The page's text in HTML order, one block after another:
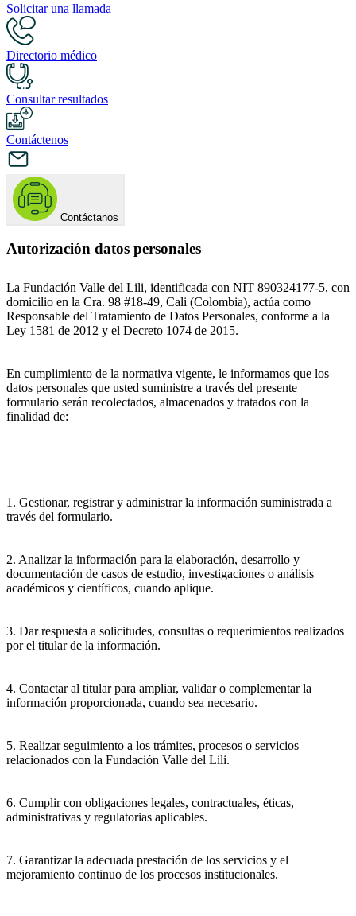
Solicitar una llamada
Directorio médico
Consultar resultados
Contáctenos
Contáctanos
Autorización datos personales
La Fundación Valle del Lili, identificada con NIT 890324177-5, con
domicilio en la Cra. 98 #18-49, Cali (Colombia), actúa como
Responsable del Tratamiento de Datos Personales, conforme a la
Ley 1581 de 2012 y el Decreto 1074 de 2015.
En cumplimiento de la normativa vigente, le informamos que los
datos personales que usted suministre a través del presente
formulario serán recolectados, almacenados y tratados con la
finalidad de:
1. Gestionar, registrar y administrar la información suministrada a
través del formulario.
2. Analizar la información para la elaboración, desarrollo y
documentación de casos de estudio, investigaciones o análisis
académicos y científicos, cuando aplique.
3. Dar respuesta a solicitudes, consultas o requerimientos realizados
por el titular de la información.
4. Contactar al titular para ampliar, validar o complementar la
información proporcionada, cuando sea necesario.
5. Realizar seguimiento a los trámites, procesos o servicios
relacionados con la Fundación Valle del Lili.
6. Cumplir con obligaciones legales, contractuales, éticas,
administrativas y regulatorias aplicables.
7. Garantizar la adecuada prestación de los servicios y el
mejoramiento continuo de los procesos institucionales.